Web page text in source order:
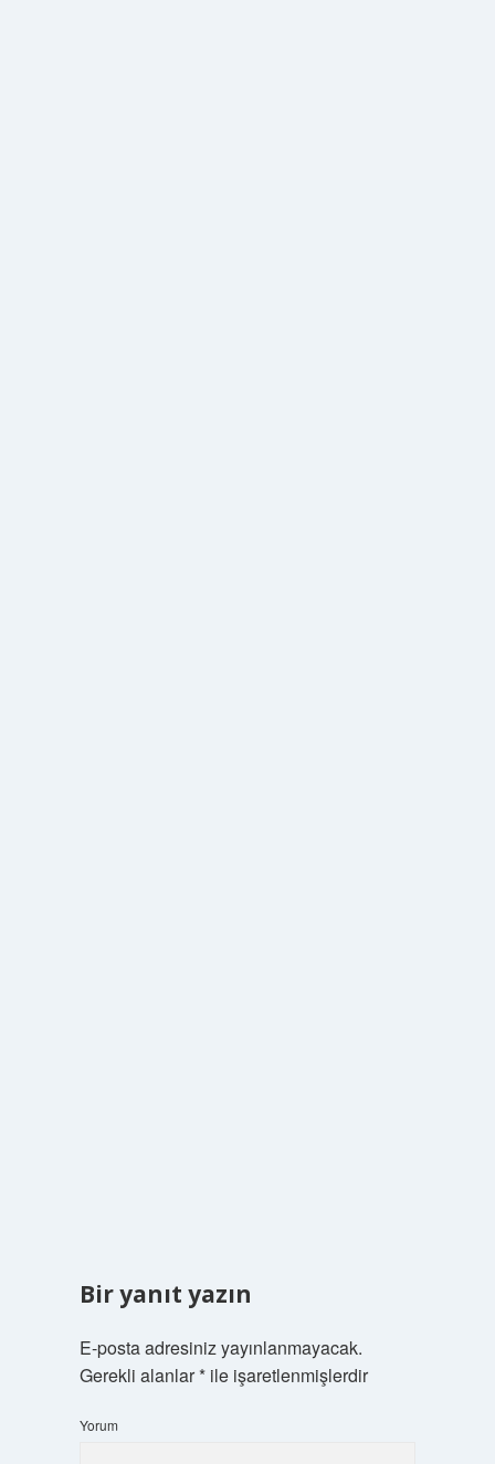
Bir yanıt yazın
E-posta adresiniz yayınlanmayacak.
Gerekli alanlar*ile işaretlenmişlerdir
Yorum